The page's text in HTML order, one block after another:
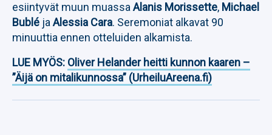
esiintyvät muun muassa Alanis Morissette, Michael
Bublé ja Alessia Cara. Seremoniat alkavat 90
minuuttia ennen otteluiden alkamista.
LUE MYÖS: Oliver Helander heitti kunnon kaaren –
”Äijä on mitalikunnossa” (UrheiluAreena.fi)